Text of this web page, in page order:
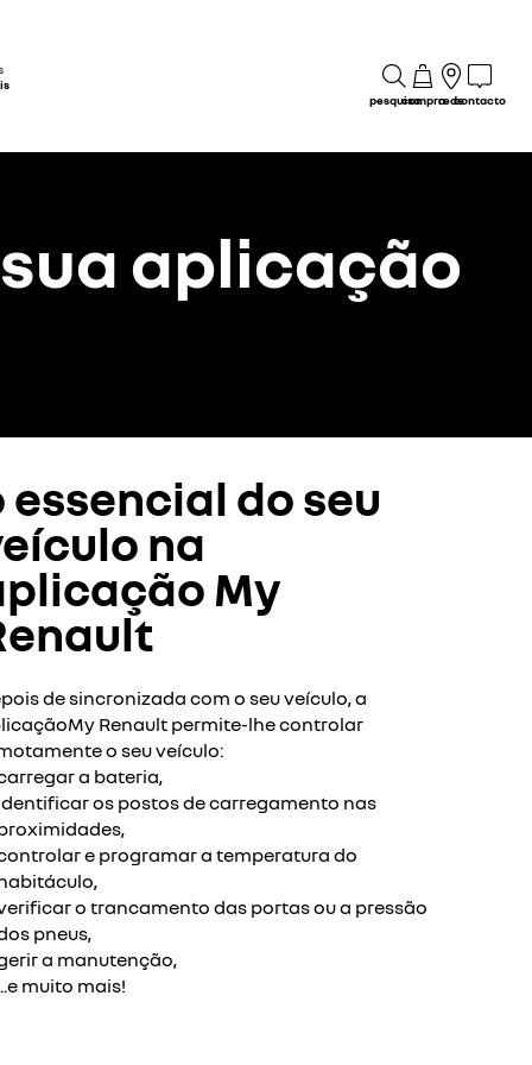
pesquisacompraredecontacto
aplicação
essencial do seu
na
My
de sincronizada com o seu veículo, a
Renault permite-lhe controlar
o seu veículo:
a bateria,
os postos de carregamento nas
e programar a temperatura do
o trancamento das portas ou a pressão
pneus,
a manutenção,
muito mais!